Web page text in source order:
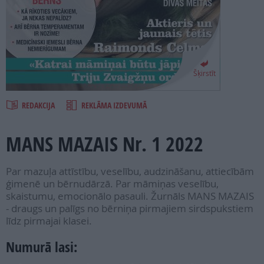
SEARCH
Šķirstīt
REDAKCIJA REKLĀMA IZDEVUMĀ
MANS MAZAIS Nr. 1 2022
Par mazuļa attīstību, veselību, audzināšanu, attiecībām
ģimenē un bērnudārzā. Par māmiņas veselību,
skaistumu, emocionālo pasauli. Žurnāls MANS MAZAIS
- draugs un palīgs no bērniņa pirmajiem sirdspukstiem
līdz pirmajai klasei.
Numurā lasi: